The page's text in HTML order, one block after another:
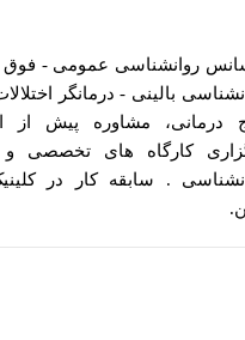
روانشناسی عمومی -
بالینی - درمانگر
درمانی، مشاوره پیش از
کارگاه های تخصصی
. سابقه کار در